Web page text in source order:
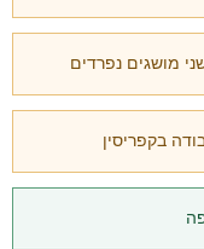
מושגים נפרדים
בקפריסין